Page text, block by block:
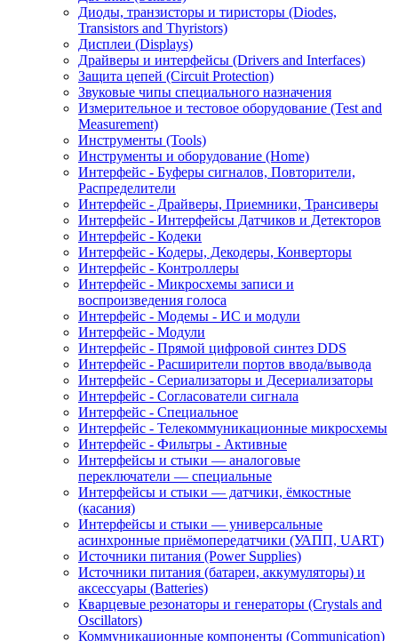
Диоды, транзисторы и тиристоры (Diodes,
Transistors and Thyristors)
Дисплеи (Displays)
Драйверы и интерфейсы (Drivers and Interfaces)
Защита цепей (Circuit Protection)
Звуковые чипы специального назначения
Измерительное и тестовое оборудование (Test and
Measurement)
Инструменты (Tools)
Инструменты и оборудование (Home)
Интерфейс - Буферы сигналов, Повторители,
Распределители
Интерфейс - Драйверы, Приемники, Трансиверы
Интерфейс - Интерфейсы Датчиков и Детекторов
Интерфейс - Кодеки
Интерфейс - Кодеры, Декодеры, Конверторы
Интерфейс - Контроллеры
Интерфейс - Микросхемы записи и
воспроизведения голоса
Интерфейс - Модемы - ИС и модули
Интерфейс - Модули
Интерфейс - Прямой цифровой синтез DDS
Интерфейс - Расширители портов ввода/вывода
Интерфейс - Сериализаторы и Десериализаторы
Интерфейс - Согласователи сигнала
Интерфейс - Специальное
Интерфейс - Телекоммуникационные микросхемы
Интерфейс - Фильтры - Активные
Интерфейсы и стыки — аналоговые
переключатели — специальные
Интерфейсы и стыки — датчики, ёмкостные
(касания)
Интерфейсы и стыки — универсальные
асинхронные приёмопередатчики (УАПП, UART)
Источники питания (Power Supplies)
Источники питания (батареи, аккумуляторы) и
аксессуары (Batteries)
Кварцевые резонаторы и генераторы (Crystals and
Oscillators)
Коммуникационные компоненты (Communication)